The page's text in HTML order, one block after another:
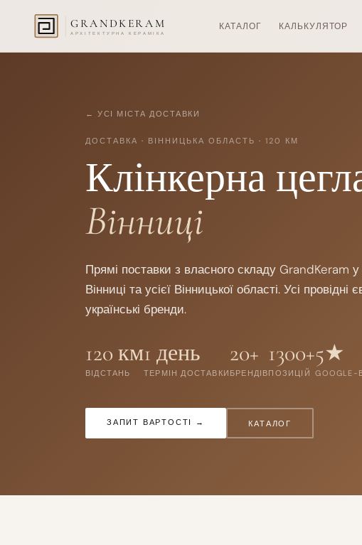
GRANDKERAM
АРХІТЕКТУРНА КЕРАМІКА
КАТАЛОГ КАЛЬКУЛЯТОР
← УСІ МІСТА ДОСТАВКИ
ДОСТАВКА · ВІННИЦЬКА ОБЛАСТЬ · 120 КМ
Клінкерна
Вінниці
Прямі поставки з власного складу GrandKeram
Вінниці та усієї Вінницької області. Усі провідні
українські бренди.
120 км
ВІДСТАНЬ
1 день
ТЕРМІН ДОСТАВКИ
20+
БРЕНДІВ
1300+
ПОЗИЦІЙ
5★
GOOGLE-
ЗАПИТ ВАРТОСТІ → КАТАЛОГ